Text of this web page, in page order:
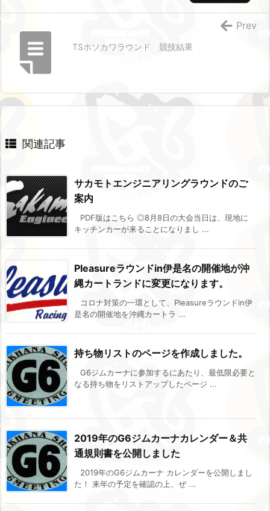
TSホソカワラウンド 競技結果
Prev
関連記事
サカモトエンジニアリングラウンドのご
案内
PDF版はこちら ◎8月8日の大会当日は、現地に
キッチンカーが来ることになりまし ...
Pleasureラウンドin伊是名の開催地が沖
縄カートランドに変更になります。
コロナ対策の一環として、Pleasureラウンドin伊
是名の開催地を沖縄カートラ ...
持ち物リストのページを作成しました。
G6ジムカーナに参加するにあたり、最低限必要と
なる持ち物をリストアップしたページ ...
2019年のG6ジムカーナカレンダー＆共
通規則書を公開しました
2019年のG6ジムカーナ カレンダーを公開しまし
た！ 来年の予定を確認の上、ぜ ...